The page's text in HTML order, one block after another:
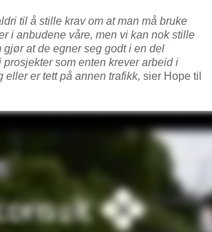
til å stille krav om at man må bruke
i anbudene våre, men vi kan nok stille
gjør at de egner seg godt i en del
som enten krever arbeid i
eller er tett på annen trafikk, sier Hope til